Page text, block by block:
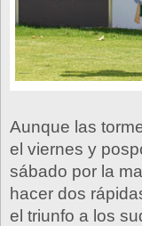
Aunque las
el viernes y
sábado por la
hacer dos
el triunfo a los